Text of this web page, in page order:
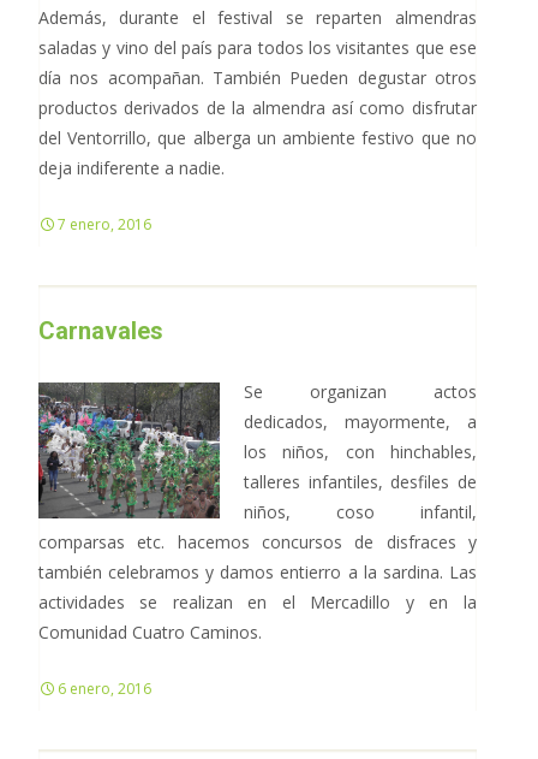
Además, durante el festival se reparten almendras
saladas y vino del país para todos los visitantes que ese
día nos acompañan. También Pueden degustar otros
productos derivados de la almendra así como disfrutar
del Ventorrillo, que alberga un ambiente festivo que no
deja indiferente a nadie.
7 enero, 2016
Carnavales
Se organizan actos
dedicados, mayormente, a
los niños, con hinchables,
talleres infantiles, desfiles de
niños, coso infantil,
comparsas etc. hacemos concursos de disfraces y
también celebramos y damos entierro a la sardina. Las
actividades se realizan en el Mercadillo y en la
Comunidad Cuatro Caminos.
6 enero, 2016